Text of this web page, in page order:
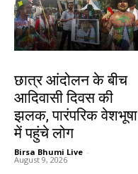
छात्र आंदोलन के बीच
आदिवासी दिवस की
झलक, पारंपरिक वेशभूषा
में पहुंचे लोग
Birsa Bhumi Live -
August 9, 2026